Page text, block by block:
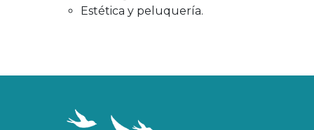
Estética y peluquería.